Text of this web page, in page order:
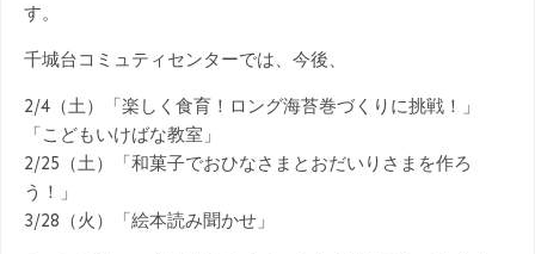
す。
千城台コミュティセンターでは、今後、
2/4（土）「楽しく食育！ロング海苔巻づくりに挑戦！」
「こどもいけばな教室」
2/25（土）「和菓子でおひなさまとおだいりさまを作ろ
う！」
3/28（火）「絵本読み聞かせ」